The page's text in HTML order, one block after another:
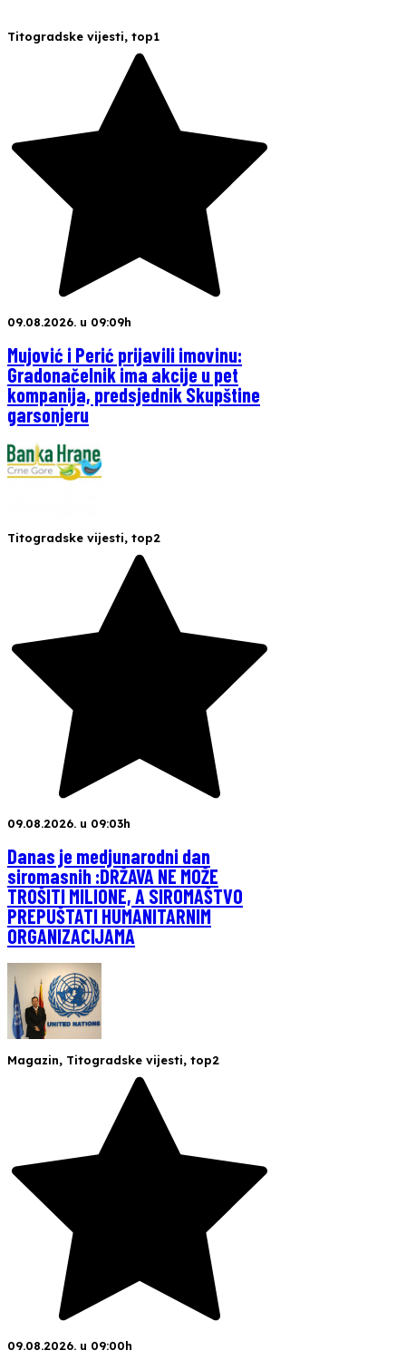
Titogradske vijesti, top1
09.08.2026. u 09:09h
Mujović i Perić prijavili imovinu:
Gradonačelnik ima akcije u pet
kompanija, predsjednik Skupštine
garsonjeru
Titogradske vijesti, top2
09.08.2026. u 09:03h
Danas je medjunarodni dan
siromasnih :DRŽAVA NE MOŽE
TROŠITI MILIONE, A SIROMAŠTVO
PREPUŠTATI HUMANITARNIM
ORGANIZACIJAMA
Magazin, Titogradske vijesti, top2
09.08.2026. u 09:00h